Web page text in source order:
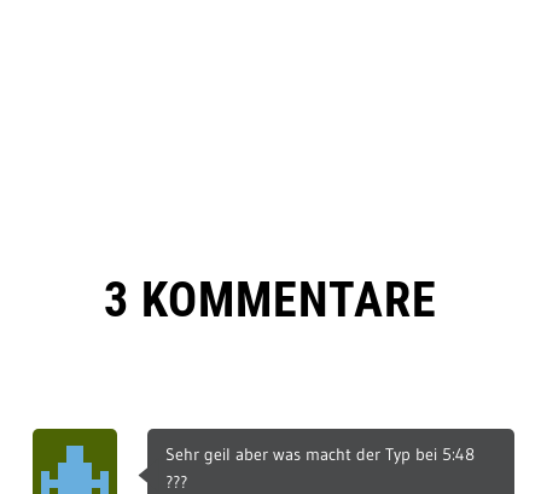
3 KOMMENTARE
Sehr geil aber was macht der Typ bei 5:48
???